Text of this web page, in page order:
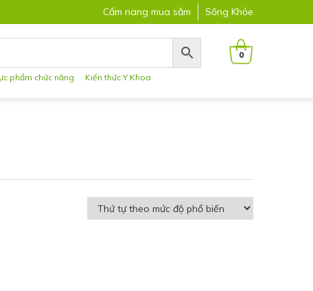
Cẩm nang mua sắm Sống Khỏe
phẩm chức năng Kiến thức Y Khoa
0